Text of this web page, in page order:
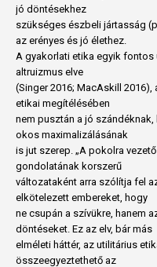
jó döntésekhez
szükséges észbeli jártasság
az erényes és jó élethez.
A gyakorlati etika egyik
altruizmus elve
(Singer 2016; MacAskill
etikai megítélésében
nem pusztán a jó
okos maximalizálásának
is jut szerep. „A pokolra
gondolatának korszerű
változataként arra szólítja fel
elkötelezett embereket, hogy
ne csupán a szívükre, hanem
döntéseket. Ez az elv, bár más
elméleti háttér, az utilitárius
összeegyeztethető az